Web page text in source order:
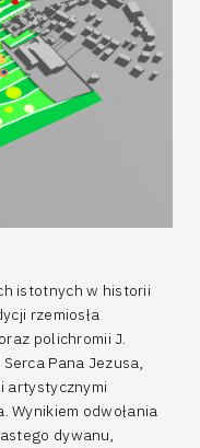
istotnych w historii
rzemiosła
polichromii J.
Pana Jezusa,
artystycznymi
Wynikiem odwołania
dywanu,